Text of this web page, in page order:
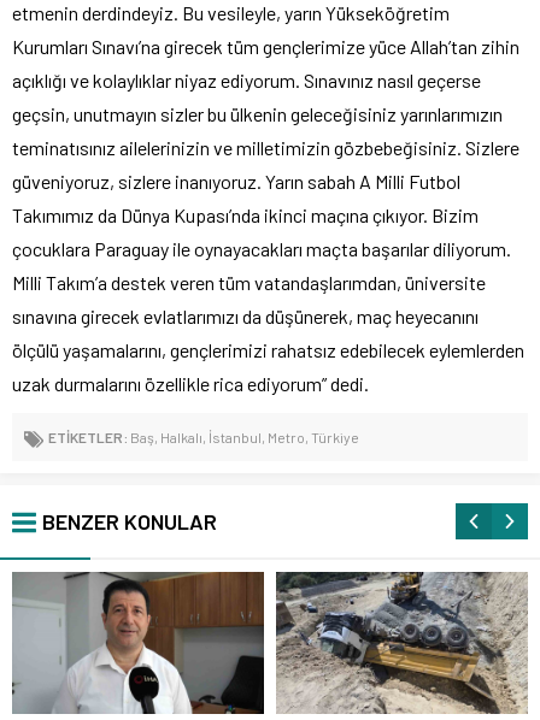
etmenin derdindeyiz. Bu vesileyle, yarın Yükseköğretim
Kurumları Sınavı’na girecek tüm gençlerimize yüce Allah’tan zihin
açıklığı ve kolaylıklar niyaz ediyorum. Sınavınız nasıl geçerse
geçsin, unutmayın sizler bu ülkenin geleceğisiniz yarınlarımızın
teminatısınız ailelerinizin ve milletimizin gözbebeğisiniz. Sizlere
güveniyoruz, sizlere inanıyoruz. Yarın sabah A Milli Futbol
Takımımız da Dünya Kupası’nda ikinci maçına çıkıyor. Bizim
çocuklara Paraguay ile oynayacakları maçta başarılar diliyorum.
Milli Takım’a destek veren tüm vatandaşlarımdan, üniversite
sınavına girecek evlatlarımızı da düşünerek, maç heyecanını
ölçülü yaşamalarını, gençlerimizi rahatsız edebilecek eylemlerden
uzak durmalarını özellikle rica ediyorum” dedi.
ETİKETLER: Baş, Halkalı, İstanbul, Metro, Türkiye
BENZER KONULAR